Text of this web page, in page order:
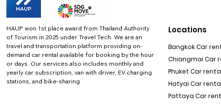
HAUP won 1st place award from Thailand Authority
of Tourism in 2025 under Travel Tech. We are an
travel and transportation platform providing on-
demand car rental available for booking by the hour
or days. Our services also includes monthly and
yearly car subscription, van with driver, EV charging
stations, and bike-sharing
Locations
Bangkok Car
Chiangmai Car
Phuket Car rental
Hatyai Car
Pattaya Car